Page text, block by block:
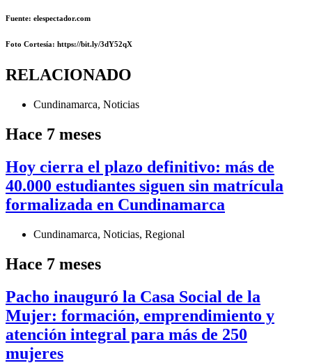
Fuente: elespectador.com
Foto Cortesía: https://bit.ly/3dY52qX
RELACIONADO
Cundinamarca, Noticias
Hace 7 meses
Hoy cierra el plazo definitivo: más de
40.000 estudiantes siguen sin matrícula
formalizada en Cundinamarca
Cundinamarca, Noticias, Regional
Hace 7 meses
Pacho inauguró la Casa Social de la
Mujer: formación, emprendimiento y
atención integral para más de 250
mujeres